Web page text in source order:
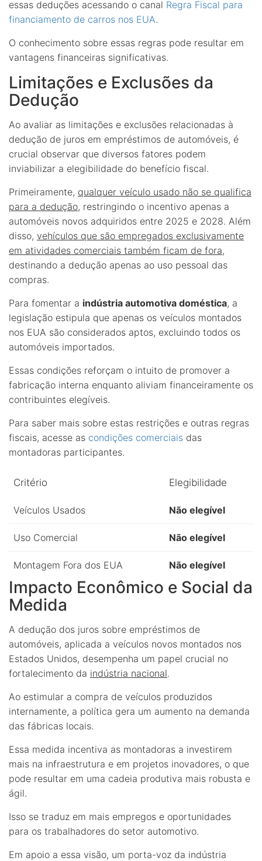
essas deduções acessando o canal Regra Fiscal para
financiamento de carros nos EUA.
O conhecimento sobre essas regras pode resultar em
vantagens financeiras significativas.
Limitações e Exclusões da
Dedução
Ao avaliar as limitações e exclusões relacionadas à
dedução de juros em empréstimos de automóveis, é
crucial observar que diversos fatores podem
inviabilizar a elegibilidade do benefício fiscal.
Primeiramente, qualquer veículo usado não se qualifica
para a dedução, restringindo o incentivo apenas a
automóveis novos adquiridos entre 2025 e 2028. Além
disso, vehículos que são empregados exclusivamente
em atividades comerciais também ficam de fora,
destinando a dedução apenas ao uso pessoal das
compras.
Para fomentar a indústria automotiva doméstica, a
legislação estipula que apenas os veículos montados
nos EUA são considerados aptos, excluindo todos os
automóveis importados.
Essas condições reforçam o intuito de promover a
fabricação interna enquanto aliviam financeiramente os
contribuintes elegíveis.
Para saber mais sobre estas restrições e outras regras
fiscais, acesse as condições comerciais das
montadoras participantes.
Critério Elegibilidade
Veículos Usados Não elegível
Uso Comercial Não elegível
Montagem Fora dos EUA Não elegível
Impacto Econômico e Social da
Medida
A dedução dos juros sobre empréstimos de
automóveis, aplicada a veículos novos montados nos
Estados Unidos, desempenha um papel crucial no
fortalecimento da indústria nacional.
Ao estimular a compra de veículos produzidos
internamente, a política gera um aumento na demanda
das fábricas locais.
Essa medida incentiva as montadoras a investirem
mais na infraestrutura e em projetos inovadores, o que
pode resultar em uma cadeia produtiva mais robusta e
ágil.
Isso se traduz em mais empregos e oportunidades
para os trabalhadores do setor automotivo.
Em apoio a essa visão, um porta-voz da indústria